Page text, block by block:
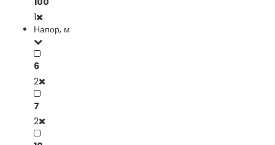
1
Напор, м
6
2
7
2